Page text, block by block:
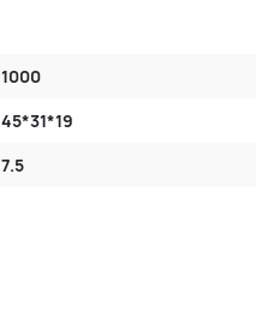
1000
45*31*19
7.5